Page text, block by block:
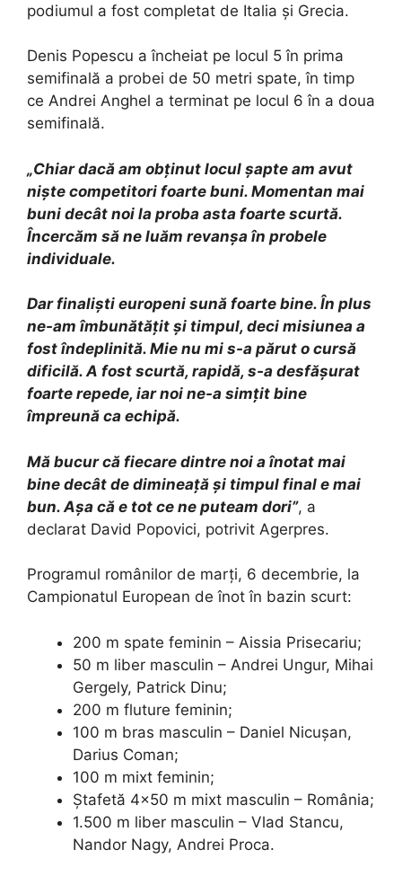
podiumul a fost completat de Italia și Grecia.
Denis Popescu a încheiat pe locul 5 în prima
semifinală a probei de 50 metri spate, în timp
ce Andrei Anghel a terminat pe locul 6 în a doua
semifinală.
„Chiar dacă am obţinut locul șapte am avut
nişte competitori foarte buni. Momentan mai
buni decât noi la proba asta foarte scurtă.
Încercăm să ne luăm revanşa în probele
individuale.
Dar finalişti europeni sună foarte bine. În plus
ne-am îmbunătăţit şi timpul, deci misiunea a
fost îndeplinită. Mie nu mi s-a părut o cursă
dificilă. A fost scurtă, rapidă, s-a desfăşurat
foarte repede, iar noi ne-a simţit bine
împreună ca echipă.
Mă bucur că fiecare dintre noi a înotat mai
bine decât de dimineaţă şi timpul final e mai
bun. Aşa că e tot ce ne puteam dori”, a
declarat David Popovici, potrivit Agerpres.
Programul românilor de marți, 6 decembrie, la
Campionatul European de înot în bazin scurt:
200 m spate feminin – Aissia Prisecariu;
50 m liber masculin – Andrei Ungur, Mihai
Gergely, Patrick Dinu;
200 m fluture feminin;
100 m bras masculin – Daniel Nicușan,
Darius Coman;
100 m mixt feminin;
Ștafetă 4×50 m mixt masculin – România;
1.500 m liber masculin – Vlad Stancu,
Nandor Nagy, Andrei Proca.